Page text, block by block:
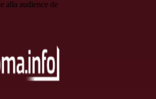
alla audience de